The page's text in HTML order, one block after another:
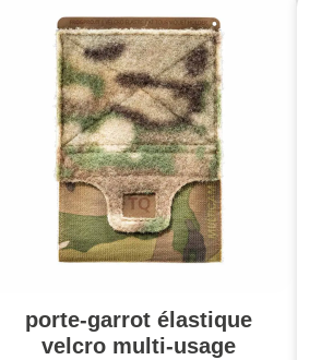
porte-garrot élastique
velcro multi-usage